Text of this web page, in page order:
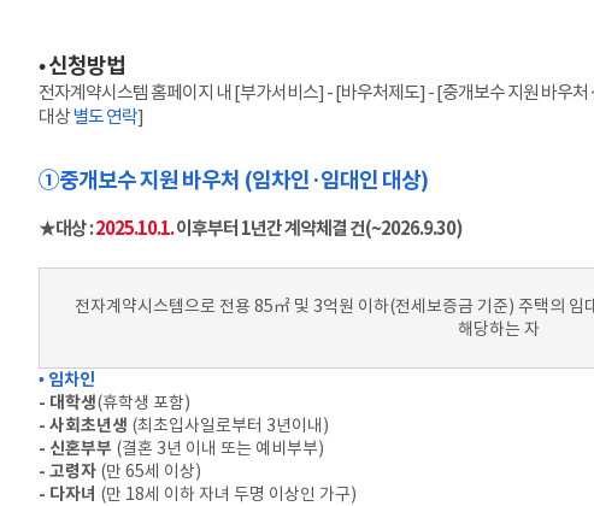
• 신청방법
전자계약시스템 홈페이지 내 [부가서비스] - [바우처제도] - [중개보수 지원 바우
대상별도 연락]
①중개보수 지원 바우처 (임차인·임대인 대상)
★대상 :2025.10.1.이후부터 1년간 계약체결 건(~2026.9.30)
전자계약시스템으로 전용 85㎡ 및 3억원 이하(전세보증금 기준) 주택의 임
해당하는 자
• 임차인
- 대학생(휴학생 포함)
- 사회초년생 (최초입사일로부터 3년이내)
- 신혼부부 (결혼 3년 이내 또는 예비부부)
- 고령자 (만 65세 이상)
- 다자녀 (만 18세 이하 자녀 두명 이상인 가구)